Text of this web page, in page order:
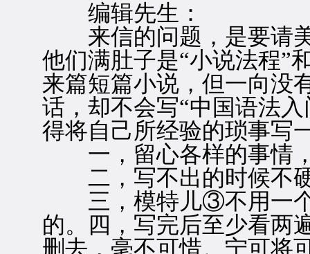
编辑先生：
来信的问题，是要请美
他们满肚子是“小说法程”
来篇短篇小说，但一向没
话，却不会写“中国语法
得将自己所经验的琐事
一，留心各样的事情，
二，写不出的时候不
三，模特儿③不用一个
的。四，写完后至少看两
删去，毫不可惜。宁可将